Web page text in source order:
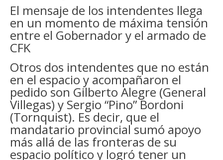
El mensaje de los intendentes llega
en un momento de máxima tensión
entre el Gobernador y el armado de
CFK
Otros dos intendentes que no están
en el espacio y acompañaron el
pedido son Gilberto Alegre (General
Villegas) y Sergio “Pino” Bordoni
(Tornquist). Es decir, que el
mandatario provincial sumó apoyo
más allá de las fronteras de su
espacio político y logró tener un